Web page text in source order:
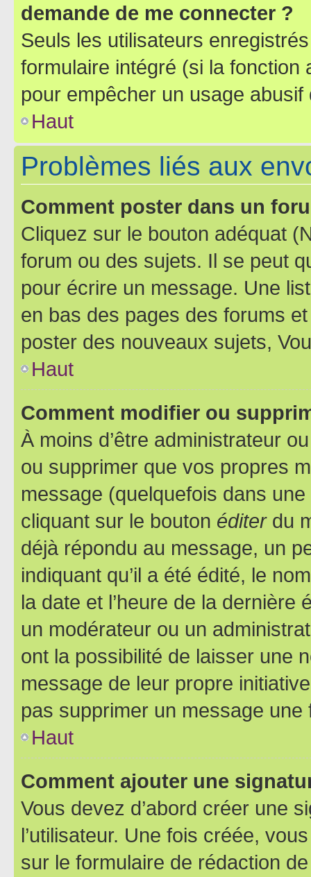
demande de me connecter ?
Seuls les utilisateurs
formulaire intégré (si la fonction
pour empêcher un usage
Haut
Problèmes liés aux
Comment poster dans un
Cliquez sur le bouton adéquat
forum ou des sujets. Il se peut
pour écrire un message. Une
en bas des pages des forums
poster des nouveaux sujets,
Haut
Comment modifier ou
À moins d’être administrateur
ou supprimer que vos propres
message (quelquefois dans
cliquant sur le bouton éditerdu
déjà répondu au message, un
indiquant qu’il a été édité, le
la date et l’heure de la dernière
un modérateur ou un
ont la possibilité de laisser une
message de leur propre
pas supprimer un message une
Haut
Comment ajouter une
Vous devez d’abord créer une
l’utilisateur. Une fois créée,
sur le formulaire de rédaction